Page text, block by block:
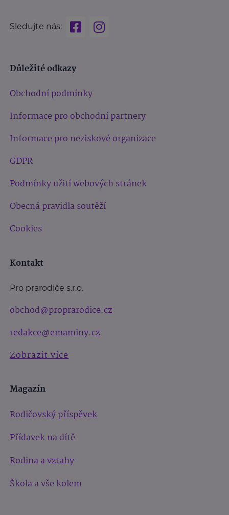
Sledujte nás:
Důležité odkazy
Obchodní podmínky
Informace pro obchodní partnery
Informace pro neziskové organizace
GDPR
Podmínky užití webových stránek
Obecná pravidla soutěží
Cookies
Kontakt
Pro prarodiče s.r.o.
obchod@proprarodice.cz
redakce@emaminy.cz
Zobrazit více
Magazín
Rodičovský příspěvek
Přídavek na dítě
Rodina a vztahy
Škola a vše kolem